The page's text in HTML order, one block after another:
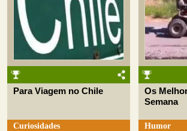
Para Viagem no Chile
Curiosidades
Os
Semana
Humor